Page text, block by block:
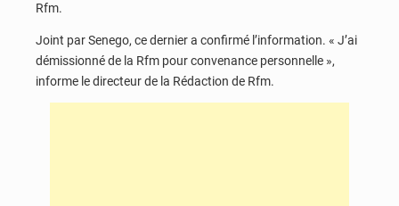
Rfm.
Joint par Senego, ce dernier a confirmé l’information. « J’ai
démissionné de la Rfm pour convenance personnelle »,
informe le directeur de la Rédaction de Rfm.